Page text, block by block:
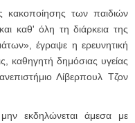
κακοποίησης των παιδιών
καθ' όλη τη διάρκεια της
έγραψε η ερευνητική
καθηγητή δημόσιας υγείας
Λίβερπουλ Τζον
εκδηλώνεται άμεσα με